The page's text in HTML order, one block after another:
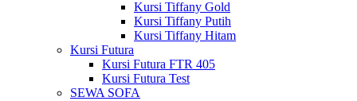
Kursi Tiffany Gold
Kursi Tiffany Putih
Kursi Tiffany Hitam
Kursi Futura
Kursi Futura FTR 405
Kursi Futura Test
SEWA SOFA